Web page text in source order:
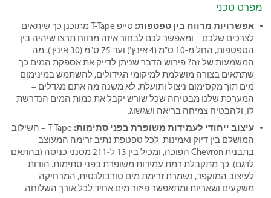
מפרט טכני
אפשרויות מרווח בין טפטפות:
טייפ T-Tape מתוכנן כך שיתאים
לצרכים שלכם – ומאפשר לכם לבחור איזה מרווח תרצו שיהיה בין
הטפטפות, החל מ-10 ס"מ (4 אינץ') ועד 75 ס"מ (30 אינץ'). מה
המשמעות של זה? פירוש הדבר שניתן לדייק את אספקת המים כך
שתתאים בצורה מושלמת למיקומי הגידולים, להשתמש במינימום
מים תוך מקסימום ניצול ותועלת. לא משנה מה אתם מגדלים –
המערכת שלנו מבטיחה שכל שורש יקבל את כמות המים הנדרשת
לו, ולהבטיח צמיחה בריאה ושגשוג.
עיצוב ייחודי לעמידות משופרת בפני סתימות:
T-Tape – השילוב
המושלם בין דיוק ואמינות. לכל טפטפת נתיב זרימה המעוצב
בתבנית Chevron הפוכה, ומכיל בין 13 ל-211 מסנני כניסה (בהתאם
לדגם). כך מתקבלת רמת עמידות משופרת בפני סתימות. הודות
לעיצוב המוקפד, נשמרת זרימת מים טורבולנטית, המרחיקה
משקעים ושאריות ומתאפשר פיזור מים אחיד לכל אורך השלוחה.